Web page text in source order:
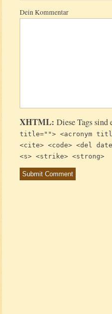
Dein Kommentar
XHTML: Diese Tags
title=""> <acronym
<cite> <code> <del
<s> <strike> <strong>